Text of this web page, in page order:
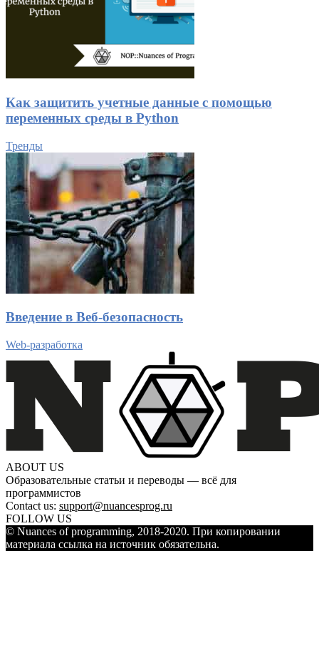
Как защитить учетные данные с помощью
переменных среды в Python
Тренды
Введение в Веб-безопасность
Web-разработка
ABOUT US
Образовательные статьи и переводы — всё для
программистов
Contact us: support@nuancesprog.ru
FOLLOW US
© Nuances of programming, 2018-2020. При копировании
материала ссылка на источник обязательна.